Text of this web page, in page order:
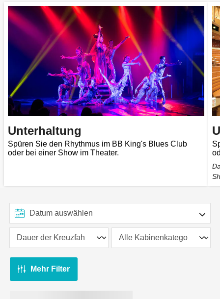
Unterhaltung
Spüren Sie den Rhythmus im BB King's Blues Club
oder bei einer Show im Theater.
Mehr Filter